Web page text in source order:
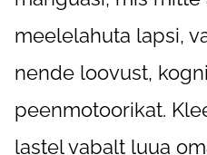
meelelahuta lapsi,
nende loovust,
peenmotoorikat.
lastel vabalt luua